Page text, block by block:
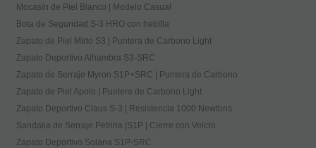
Mocasín de Piel Blanco | Modelo Casual
Bota de Seguridad S-3 HRO con hebilla
Zapato de Piel Mirto S3 | Puntera de Carbono Light
Zapato Deportivo Alhambra S3-SRC
Zapato de Serraje Myron S1P+SRC | Puntera de Carbono
Zapato de Piel Apolo | Puntera de Carbono Light
Zapato Deportivo Claus S-3 | Resistencia 1000 Newtons
Sandalia de Serraje Petrina |S1P | Cierre con Velcro
Zapato Deportivo Solana S1P-SRC